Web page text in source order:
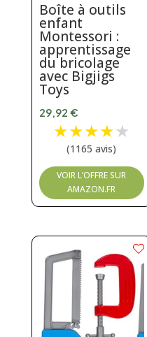
Boîte à outils
enfant
Montessori :
apprentissage
du bricolage
avec Bigjigs
Toys
29,92 €
★★★★★
(1165 avis)
VOIR L’OFFRE SUR
AMAZON.FR